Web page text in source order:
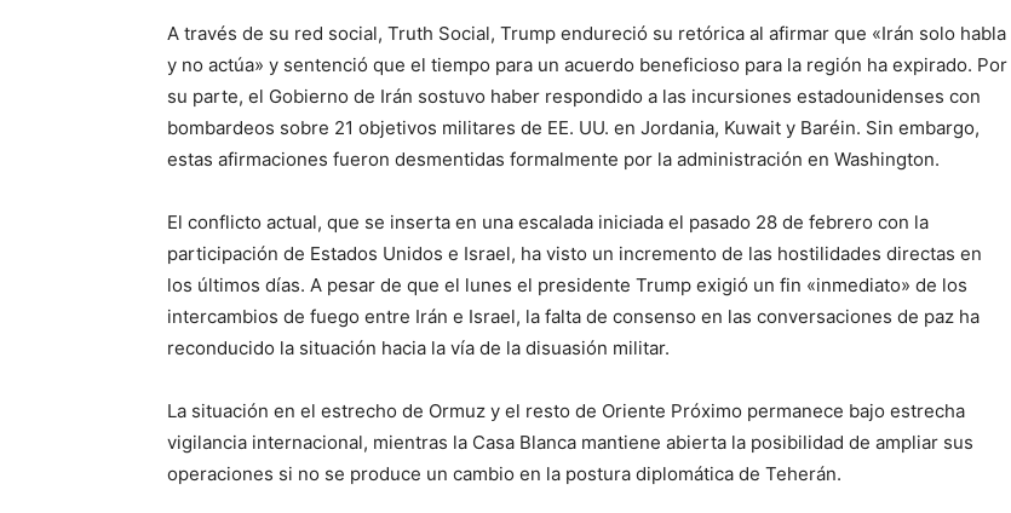
A través de su red social, Truth Social, Trump endureció su retórica al afirmar que «Irán solo habla
y no actúa» y sentenció que el tiempo para un acuerdo beneficioso para la región ha expirado. Por
su parte, el Gobierno de Irán sostuvo haber respondido a las incursiones estadounidenses con
bombardeos sobre 21 objetivos militares de EE. UU. en Jordania, Kuwait y Baréin. Sin embargo,
estas afirmaciones fueron desmentidas formalmente por la administración en Washington.
El conflicto actual, que se inserta en una escalada iniciada el pasado 28 de febrero con la
participación de Estados Unidos e Israel, ha visto un incremento de las hostilidades directas en
los últimos días. A pesar de que el lunes el presidente Trump exigió un fin «inmediato» de los
intercambios de fuego entre Irán e Israel, la falta de consenso en las conversaciones de paz ha
reconducido la situación hacia la vía de la disuasión militar.
La situación en el estrecho de Ormuz y el resto de Oriente Próximo permanece bajo estrecha
vigilancia internacional, mientras la Casa Blanca mantiene abierta la posibilidad de ampliar sus
operaciones si no se produce un cambio en la postura diplomática de Teherán.